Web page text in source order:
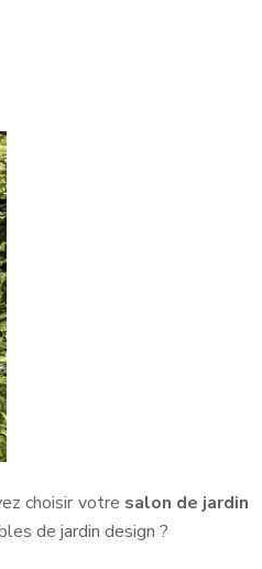
choisir votre salon de jardin
de jardin design ?